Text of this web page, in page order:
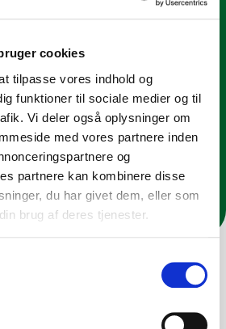
cookies
tilpasse vores indhold og
funktioner til sociale medier og til
Vi deler også oplysninger om
med vores partnere inden
og
partnere kan kombinere disse
du har givet dem, eller som
brug af deres tjenester.
fra Vindstød, får du billig el
CO₂ neutralt. Sammen støtter vi
vedvarende energi fra vindmøller,
grønne omstilling. El fra
energikilde, og når du vælger
du med til at fremme et mere
som vi i fællesskab påvirker i en
retning.